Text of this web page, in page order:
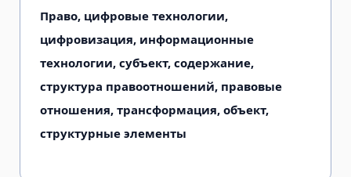
Право, цифровые технологии,
цифровизация, информационные
технологии, субъект, содержание,
структура правоотношений, правовые
отношения, трансформация, объект,
структурные элементы